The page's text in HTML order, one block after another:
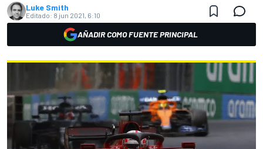
Luke Smith
Editado: 8 jun 2021, 6:10
AÑADIR COMO FUENTE PRINCIPAL